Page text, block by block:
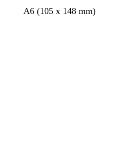
A6 (105 x 148 mm)